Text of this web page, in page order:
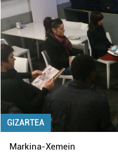
GIZARTEA
Markina-Xemein